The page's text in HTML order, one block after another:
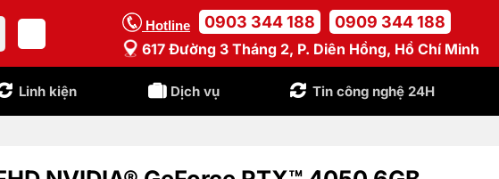
Hotline 0903 344 188 0909 344 188
617 Đường 3 Tháng 2, P. Diên Hồng, Hồ Chí Minh
Linh kiện Dịch vụ Tin công nghệ 24H